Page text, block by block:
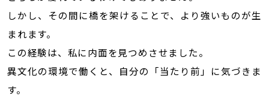
しかし、その間に橋を架けることで、より強いものが生
まれます。
この経験は、私に内面を見つめさせました。
異文化の環境で働くと、自分の「当たり前」に気づきま
す。